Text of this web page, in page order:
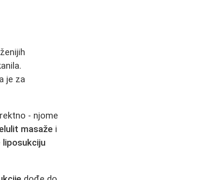
je za
- njome
masaže i
liposukciju